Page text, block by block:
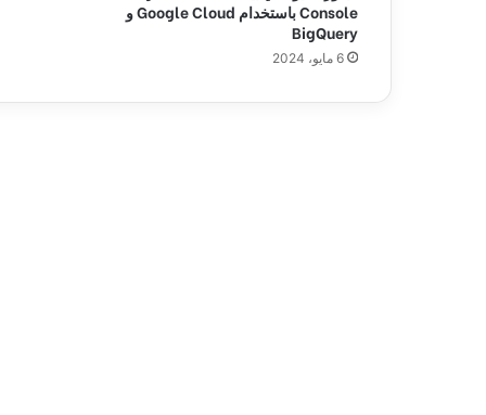
م
ا
ر
Console باستخدام Google Cloud و
BigQuery
6 مايو، 2024